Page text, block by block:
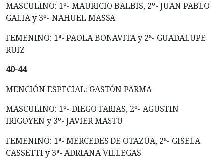
MASCULINO: 1º- MAURICIO BALBIS, 2º- JUAN PABLO
GALIA y 3º- NAHUEL MASSA
FEMENINO: 1ª- PAOLA BONAVITA y 2ª- GUADALUPE
RUIZ
40-44
MENCIÓN ESPECIAL: GASTÓN PARMA
MASCULINO: 1º- DIEGO FARIAS, 2º- AGUSTIN
IRIGOYEN y 3º- JAVIER MASTU
FEMENINO: 1ª- MERCEDES DE OTAZUA, 2ª- GISELA
CASSETTI y 3ª- ADRIANA VILLEGAS